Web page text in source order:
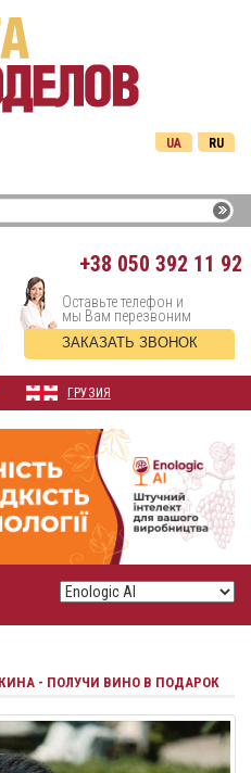
RU
UA
+38 050 392 11 92
Оставьте телефон и
мы Вам перезвоним
ЗАКАЗАТЬ ЗВОНОК
ГРУЗИЯ
- ПОЛУЧИ ВИНО В ПОДАРОК